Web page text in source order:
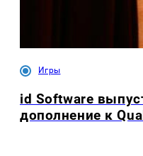
Игры
id Software
дополнение к